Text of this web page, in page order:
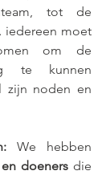
tot de
iedereen moet
om de
te kunnen
zijn noden en
We hebben
doeners die